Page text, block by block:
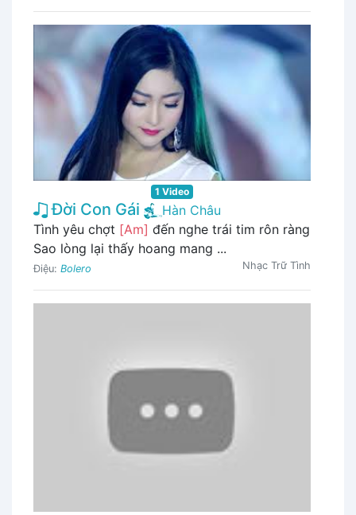
1 Video
Đời Con Gái
Hàn Châu
Tình yêu chợt [Am] đến nghe trái tim rôn ràng
Sao lòng lại thấy hoang mang ...
Điệu: Bolero Nhạc Trữ Tình